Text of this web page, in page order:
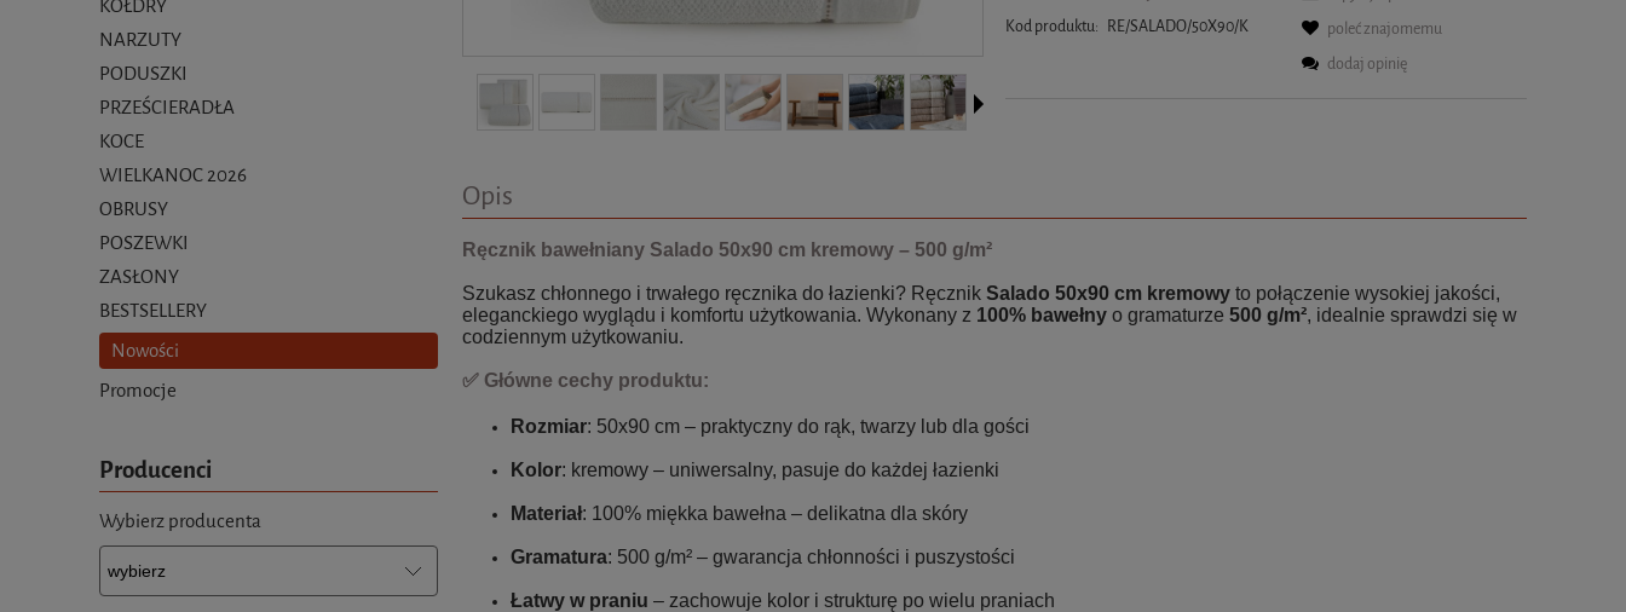
KOŁDRY
NARZUTY
PODUSZKI
PRZEŚCIERADŁA
KOCE
WIELKANOC 2026
OBRUSY
POSZEWKI
ZASŁONY
BESTSELLERY
Nowości
Promocje
Producenci
Wybierz producenta
Kod produktu: RE/SALADO/50X90/K
poleć znajomemu
dodaj opinię
Opis
Ręcznik bawełniany Salado 50x90 cm kremowy – 500 g/m²
Szukasz chłonnego i trwałego ręcznika do łazienki? Ręcznik Salado 50x90 cm kremowy to połączenie wysokiej jakości,
eleganckiego wyglądu i komfortu użytkowania. Wykonany z 100% bawełny o gramaturze 500 g/m², idealnie sprawdzi się w
codziennym użytkowaniu.
✅ Główne cechy produktu:
Rozmiar: 50x90 cm – praktyczny do rąk, twarzy lub dla gości
Kolor: kremowy – uniwersalny, pasuje do każdej łazienki
Materiał: 100% miękka bawełna – delikatna dla skóry
Gramatura: 500 g/m² – gwarancja chłonności i puszystości
Łatwy w praniu – zachowuje kolor i strukturę po wielu praniach